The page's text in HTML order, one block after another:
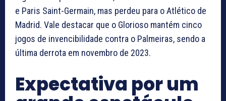
e Paris Saint-Germain, mas perdeu para o Atlético de
Madrid. Vale destacar que o Glorioso mantém cinco
jogos de invencibilidade contra o Palmeiras, sendo a
última derrota em novembro de 2023.
Expectativa por um